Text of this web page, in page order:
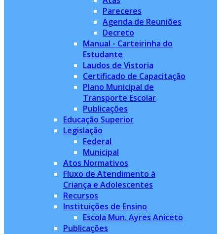
Pareceres
Agenda de Reuniões
Decreto
Manual - Carteirinha do
Estudante
Laudos de Vistoria
Certificado de Capacitação
Plano Municipal de
Transporte Escolar
Publicações
Educação Superior
Legislação
Federal
Municipal
Atos Normativos
Fluxo de Atendimento à
Criança e Adolescentes
Recursos
Instituições de Ensino
Escola Mun. Ayres Aniceto
Publicações